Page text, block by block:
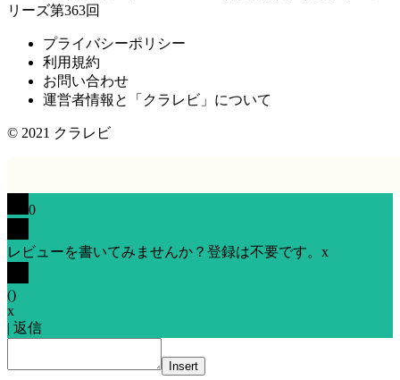
リーズ第363回
プライバシーポリシー
利用規約
お問い合わせ
運営者情報と「クラレビ」について
© 2021 クラレビ
0
レビューを書いてみませんか？登録は不要です。 x
()
x
| 返信
Insert